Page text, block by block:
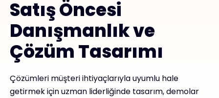
Satış Öncesi
Danışmanlık ve
Çözüm Tasarımı
Çözümleri müşteri ihtiyaçlarıyla uyumlu hale
getirmek için uzman liderliğinde tasarım, demolar